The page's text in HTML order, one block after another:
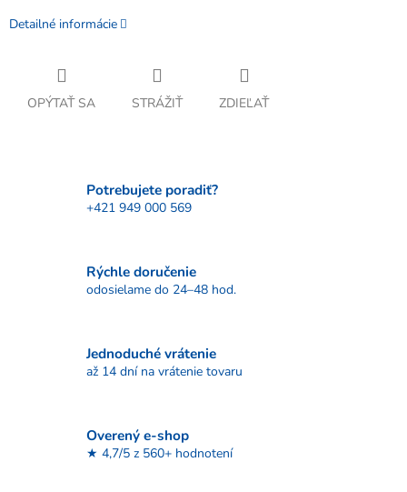
Detailné informácie
OPÝTAŤ SA STRÁŽIŤ ZDIEĽAŤ
Potrebujete poradiť?
+421 949 000 569
Rýchle doručenie
odosielame do 24–48 hod.
Jednoduché vrátenie
až 14 dní na vrátenie tovaru
Overený e-shop
★ 4,7/5 z 560+ hodnotení